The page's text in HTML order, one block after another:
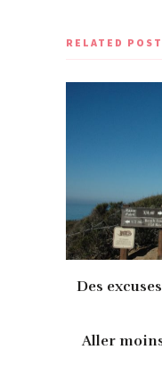
RELATED
Des
Aller